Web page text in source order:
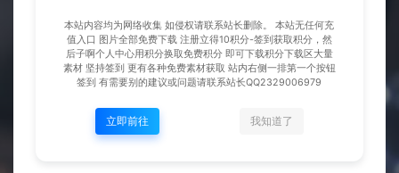
本站内容均为网络收集 如侵权请联系站长删除。 本站无任何充
值入口 图片全部免费下载 注册立得10积分-签到获取积分，然
后子啊个人中心用积分换取免费积分 即可下载积分下载区大量
素材 坚持签到 更有各种免费素材获取 站内右侧一排第一个按钮
签到 有需要别的建议或问题请联系站长QQ2329006979
立即前往 我知道了